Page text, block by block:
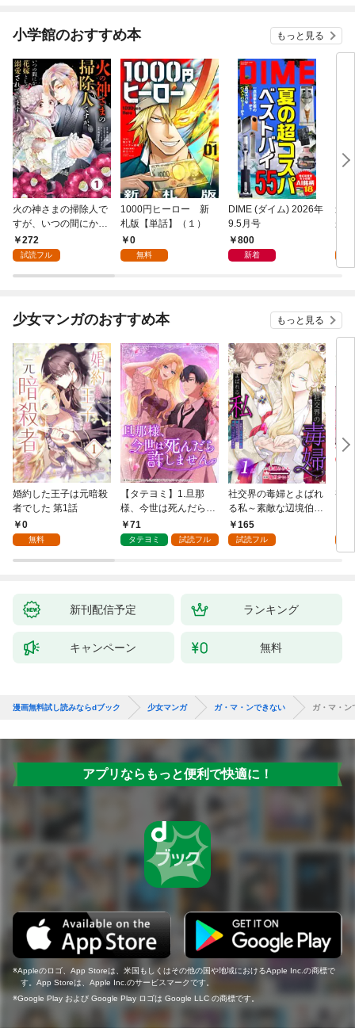
小学館のおすすめ本 もっと見る
火の神さまの掃除人で
すが、いつの間にか花
嫁として溺愛されてい
ます【単話】（１）
272
試読フル
1000円ヒーロー 新
札版【単話】（１）
0
無料
DIME (ダイム) 2026年
9.5月号
800
新着
追
か
れ
（
少女マンガのおすすめ本 もっと見る
婚約した王子は元暗殺
者でした 第1話
0
無料
【タテヨミ】1.旦那
様、今世は死んだら許
しません
71
タテヨミ 試読フル
社交界の毒婦とよばれ
る私～素敵な辺境伯令
息に腕を折られたの
で、責任とってもらい
165
試読フル
視
新刊配信予定 ランキング
キャンペーン 無料
漫画無料試し読みならdブック 少女マンガ ガ・マ・ンできない ガ・マ・ン
アプリならもっと便利で快適に！
Appleのロゴ、App Storeは、米国もしくはその他の国や地域におけるApple Inc.の商標で
す。App Storeは、Apple Inc.のサービスマークです。
Google Play および Google Play ロゴは Google LLC の商標です。